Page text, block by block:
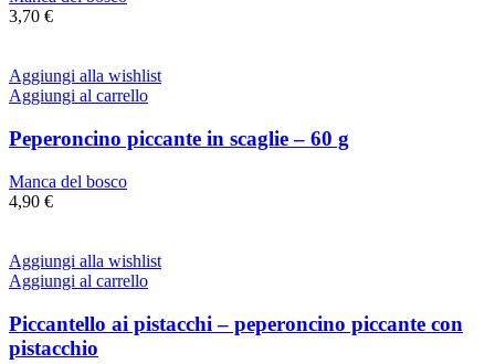
3,70 €
Aggiungi alla wishlist
Aggiungi al carrello
Peperoncino piccante in scaglie – 60 g
Manca del bosco
4,90 €
Aggiungi alla wishlist
Aggiungi al carrello
Piccantello ai pistacchi – peperoncino piccante con
pistacchio